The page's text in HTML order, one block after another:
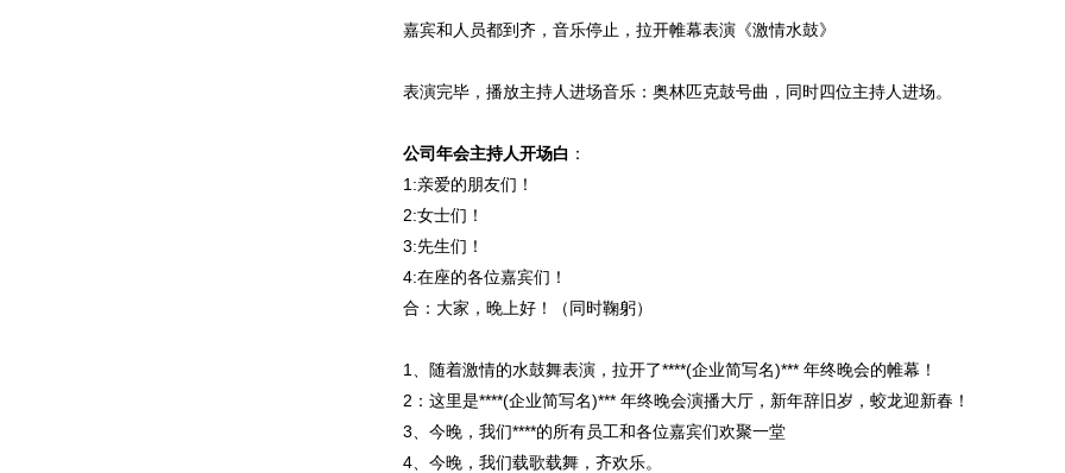
嘉宾和人员都到齐，音乐停止，拉开帷幕表演《激情水鼓》
表演完毕，播放主持人进场音乐：奥林匹克鼓号曲，同时四位主持人进场。
公司年会主持人开场白 ：
1:亲爱的朋友们！
2:女士们！
3:先生们！
4:在座的各位嘉宾们！
合：大家，晚上好！（同时鞠躬）
1、随着激情的水鼓舞表演，拉开了****(企业简写名)*** 年终晚会的帷幕！
2：这里是****(企业简写名)*** 年终晚会演播大厅，新年辞旧岁，蛟龙迎新春！
3、今晚，我们****的所有员工和各位嘉宾们欢聚一堂
4、今晚，我们载歌载舞，齐欢乐。